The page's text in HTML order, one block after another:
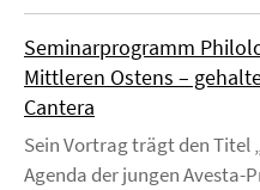
Seminarprogramm
Mittleren Ostens –
Cantera
Sein Vortrag trägt den Titel
Agenda der jungen Avesta-